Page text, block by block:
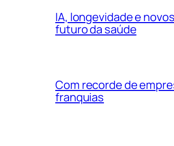
IA, longevidade e
futuro da saúde
Com recorde de
franquias